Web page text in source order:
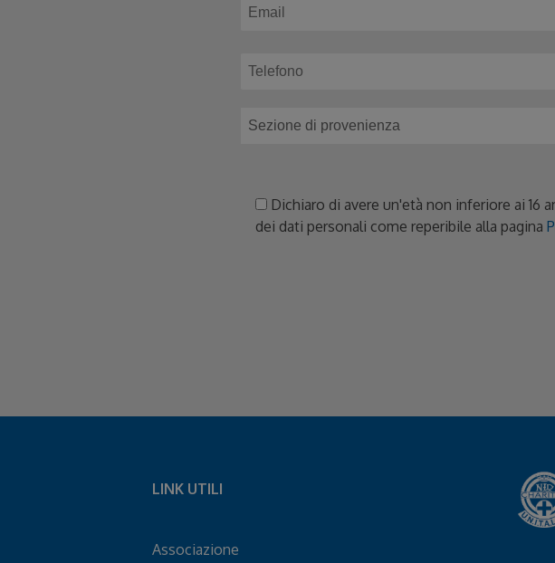
Dichiaro di avere un'età non inferiore ai
dei dati personali come reperibile alla pagina
LINK UTILI
Associazione